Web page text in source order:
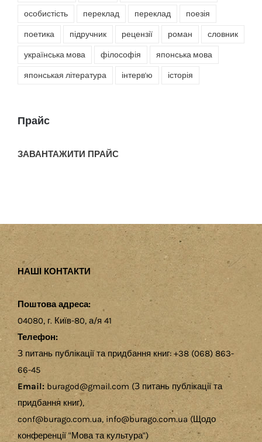
особистість переклад переклад поезія
поетика підручник рецензії роман словник
українська мова філософія японська мова
японськая література інтерв'ю історія
Прайс
ЗАВАНТАЖИТИ ПРАЙС
НАШІ КОНТАКТИ
Поштова адреса:
04080, г. Київ-80, а/я 41
Телефон:
З питань публікації та придбання книг: +38 (068) 863-
66-45
Email: buragod@gmail.com (З питань публікації та
придбання книг),
conf@burago.com.ua, info@burago.com.ua (Щодо
конференції "Мова та культура")